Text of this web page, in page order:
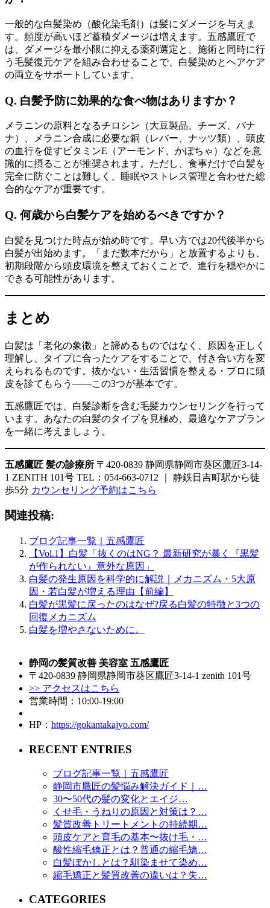
一般的な白髪染め（酸化染毛剤）は髪にダメージを与えま
す。頻度が高いほど蓄積ダメージは増えます。五感鷹匠で
は、ダメージを最小限に抑える薬剤選定と、施術と同時に行
う毛髪復元ケアを組み合わせることで、白髪染めとヘアケア
の両立をサポートしています。
Q. 白髪予防に効果的な食べ物はありますか？
メラニンの原料となるチロシン（大豆製品、チーズ、バナ
ナ）、メラニン合成に必要な銅（レバー、ナッツ類）、頭皮
の血行を促すビタミンE（アーモンド、かぼちゃ）などを意
識的に摂ることが推奨されます。ただし、食事だけで白髪を
完全に防ぐことは難しく、睡眠やストレス管理と合わせた総
合的なケアが重要です。
Q. 何歳から白髪ケアを始めるべきですか？
白髪を見つけた時点が始め時です。早い方では20代後半から
白髪が出始めます。「まだ数本だから」と放置するよりも、
初期段階から頭皮環境を整えておくことで、進行を穏やかに
できる可能性があります。
まとめ
白髪は「老化の象徴」と諦めるものではなく、原因を正しく
理解し、タイプに合ったケアをすることで、付き合い方を変
えられるものです。抜かない・生活習慣を整える・プロに頭
皮を診てもらう——この3つが基本です。
五感鷹匠では、白髪診断を含む毛髪カウンセリングを行って
います。あなたの白髪のタイプを見極め、最適なケアプラン
を一緒に考えましょう。
五感鷹匠 髪の診療所 〒420-0839 静岡県静岡市葵区鷹匠3-14-
1 ZENITH 101号 TEL：054-663-0712 ｜ 静鉄日吉町駅から徒
歩5分 カウンセリング予約はこちら
関連投稿:
ブログ記事一覧｜五感鷹匠
【Vol.1】白髪「抜くのはNG？ 最新研究が暴く『黒髪
が作られない』意外な原因」
白髪の発生原因を科学的に解説｜メカニズム・5大原
因・若白髪が増える理由【前編】
白髪が黒髪に戻ったのはなぜ?戻る白髪の特徴と3つの
回復メカニズム
白髪を増やさないために。
静岡の髪質改善 美容室 五感鷹匠
〒420-0839 静岡県静岡市葵区鷹匠3-14-1 zenith 101号
>> アクセスはこちら
営業時間：10:00-19:00
HP： https://gokantakajyo.com/
RECENT ENTRIES
ブログ記事一覧｜五感鷹匠
静岡市鷹匠の髪悩み解決ガイド｜…
30〜50代の髪の変化とエイジ…
くせ毛・うねりの原因と対策は？…
髪質改善トリートメントの持続期…
頭皮ケアと育毛の基本〜抜け毛・…
酸性縮毛矯正とは？普通の縮毛矯…
白髪ぼかしとは？馴染ませて染め…
縮毛矯正と髪質改善の違いは？失…
CATEGORIES